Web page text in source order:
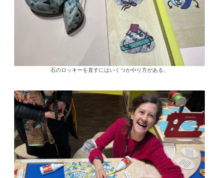
石のロッキーを直すにはいくつかやり方がある。